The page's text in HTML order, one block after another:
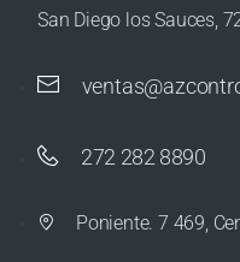
San Diego los Sauces,
272 282 8890
Poniente. 7 469,